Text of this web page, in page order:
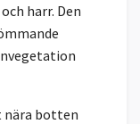
harr. Den
nära botten